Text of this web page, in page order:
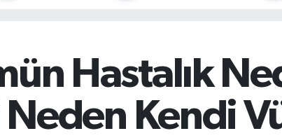
Hastalık
Kendi